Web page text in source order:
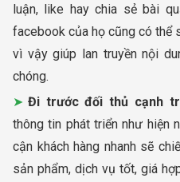
luận, like hay chia sẻ bài
facebook của họ cũng có thể
vì vậy giúp lan truyền nội
chóng.
Đi trước đối thủ cạnh
thông tin phát triển như hiện
cận khách hàng nhanh sẽ
sản phẩm, dịch vụ tốt, giá